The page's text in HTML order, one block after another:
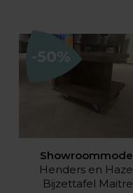
Henders en
Bijzettafel Maitre
-50%